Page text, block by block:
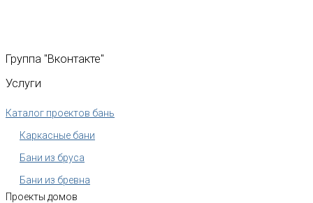
Группа "Вконтакте"
Услуги
Каталог проектов бань
Каркасные бани
Бани из бруса
Бани из бревна
Проекты домов